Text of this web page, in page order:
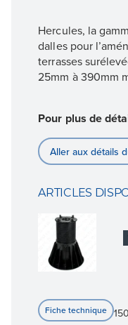
Hercules, la
dalles pour
terrasses
25mm à 390mm
Pour plus de
Aller aux détails
ARTICLES